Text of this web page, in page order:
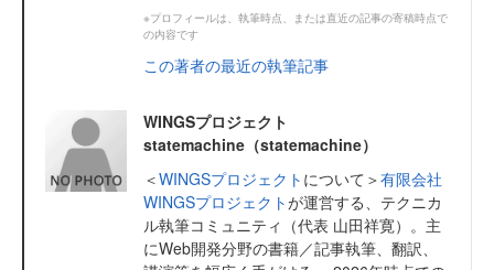
※プロフィールは、執筆時点、または直近の記事の寄稿時点で
の内容です
この著者の最近の執筆記事
WINGSプロジェクト
statemachine（statemachine）
＜WINGSプロジェクト について＞有限会社
WINGSプロジェクトが運営する、テクニカ
ル執筆コミュニティ（代表 山田祥寛）。主
にWeb開発分野の書籍／記事執筆、翻訳、